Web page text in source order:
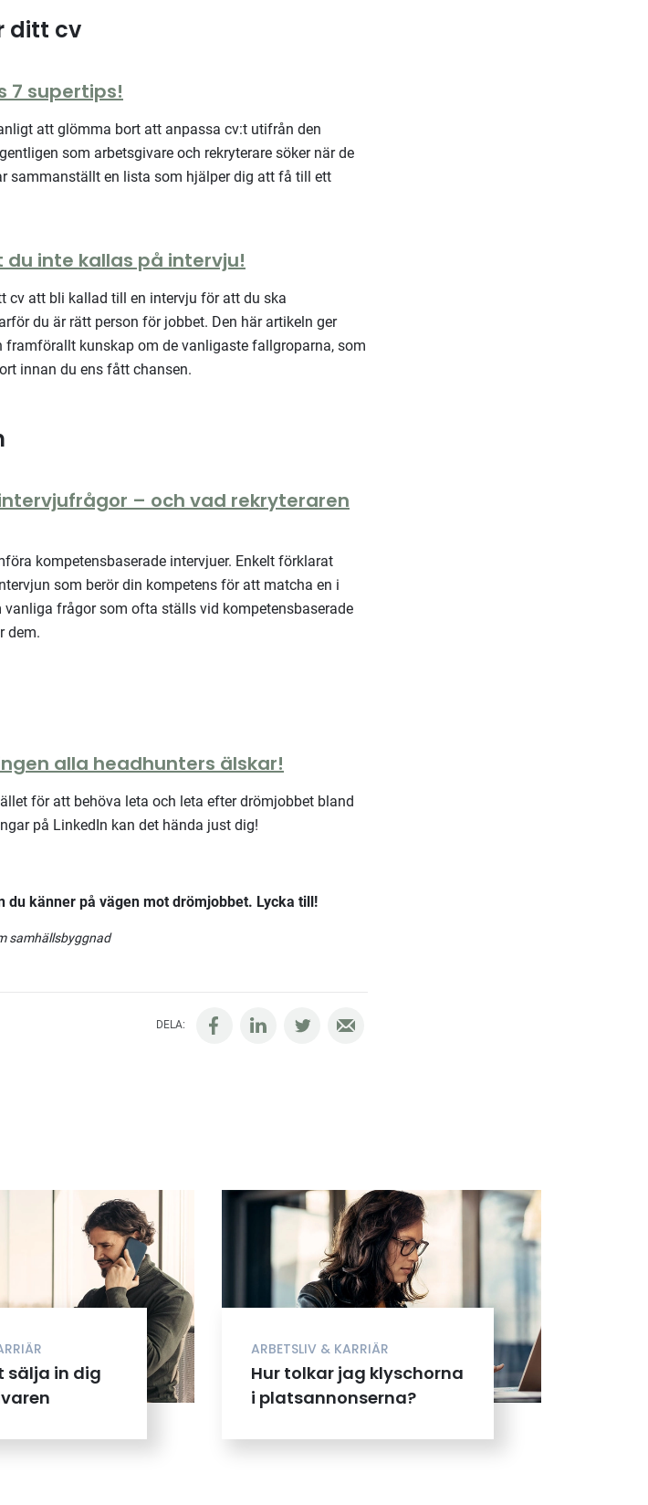
ditt cv
7 supertips!
att glömma bort att anpassa cv:t utifrån den
som arbetsgivare och rekryterare söker när de
sammanställt en lista som hjälper dig att få till ett
inte kallas på intervju!
cv att bli kallad till en intervju för att du ska
du är rätt person för jobbet. Den här artikeln ger
kunskap om de vanligaste fallgroparna, som
innan du ens fått chansen.
– och vad rekryteraren
kompetensbaserade intervjuer. Enkelt förklarat
som berör din kompetens för att matcha en i
frågor som ofta ställs vid kompetensbaserade
dem.
alla headhunters älskar!
för att behöva leta och leta efter drömjobbet bland
på LinkedIn kan det hända just dig!
känner på vägen mot drömjobbet. Lycka till!
samhällsbyggnad
DELA:
sälja in dig
ARBETSLIV & KARRIÄR
Hur tolkar jag klyschorna
i platsannonserna?